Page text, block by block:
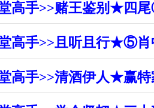
高手>>赌王鉴别★四
高手>>且听且行★⑤
高手>>清酒伊人★赢